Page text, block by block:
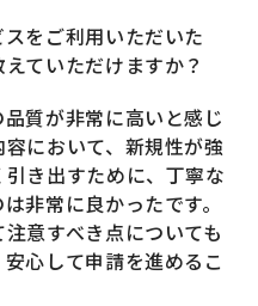
をご利用いただいた
ていただけますか？
質が非常に高いと感じ
において、新規性が強
き出すために、丁寧な
非常に良かったです。
意すべき点についても
心して申請を進めるこ